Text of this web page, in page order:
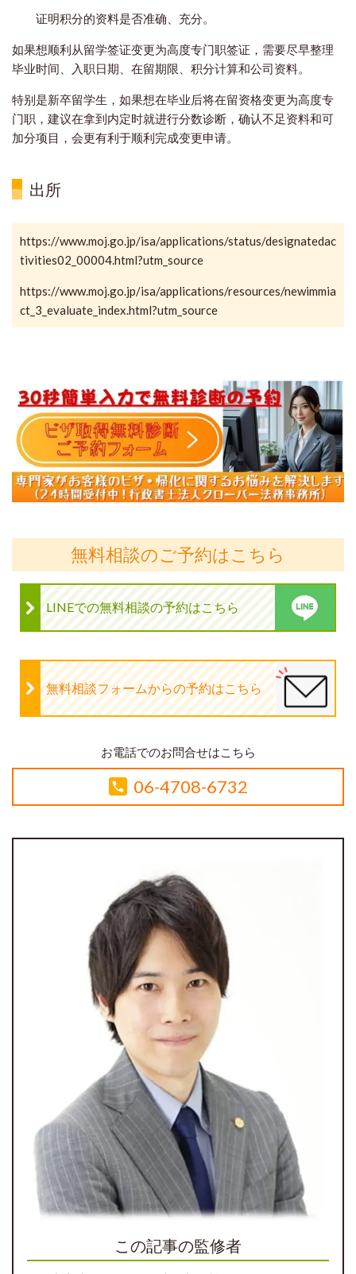
证明积分的资料是否准确、充分。
如果想顺利从留学签证变更为高度专门职签证，需要尽早整理
毕业时间、入职日期、在留期限、积分计算和公司资料。
特别是新卒留学生，如果想在毕业后将在留资格变更为高度专
门职，建议在拿到内定时就进行分数诊断，确认不足资料和可
加分项目，会更有利于顺利完成变更申请。
出所
https://www.moj.go.jp/isa/applications/status/designatedac
tivities02_00004.html?utm_source
https://www.moj.go.jp/isa/applications/resources/newimmia
ct_3_evaluate_index.html?utm_source
無料相談のご予約はこちら
LINEでの無料相談の予約はこちら
無料相談フォームからの予約はこちら
お電話でのお問合せはこちら
06-4708-6732
この記事の監修者